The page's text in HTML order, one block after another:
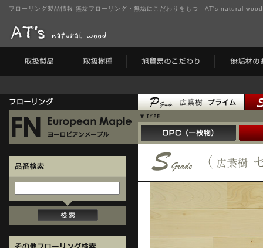
フローリング製品情報-無垢フローリング・無垢にこだわりをもつ AT's natural